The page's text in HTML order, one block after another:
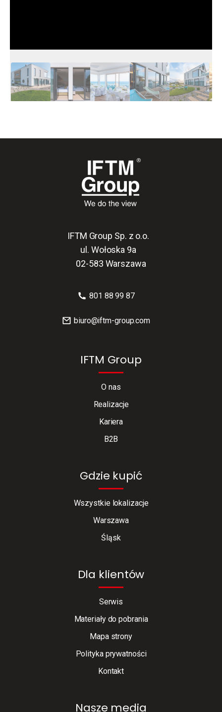
IFTM Group Sp. z o.o.
ul. Wołoska 9a
02-583 Warszawa
801 88 99 87
biuro@iftm-group.com
IFTM Group
O nas
Realizacje
Kariera
B2B
Gdzie kupić
Wszystkie lokalizacje
Warszawa
Śląsk
Dla klientów
Serwis
Materiały do pobrania
Mapa strony
Polityka prywatności
Kontakt
Nasze media